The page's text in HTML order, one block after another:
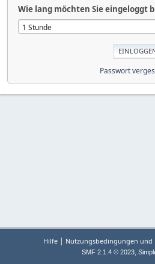
Wie lang möchten Sie eingeloggt
Passwort
Hilfe | Nutzungsbedingungen und
SMF 2.1.4 © 2023,